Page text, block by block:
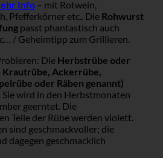
Info – mit Rotwein,
Pfefferkörner etc.. Die Rohwurst
passt phantastisch auch
/ Geheimtipp zum Grillieren.
Die Herbstrübe oder
Krautrübe, Ackerrübe,
oder Räben genannt)
Sie wird in den Herbstmonaten
geerntet. Die
Teile der Rübe werden violett.
sind geschmackvoller; die
dagegen geschmacklich